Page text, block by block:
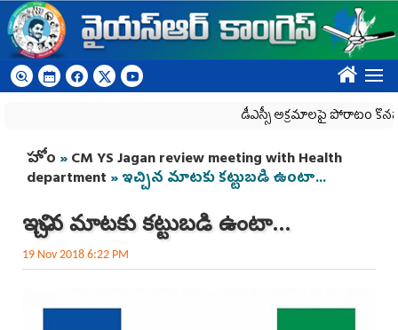
Skip to main content
????
డీఎస్సీ అక్రమాలపై పోరాటం
You are here
హోం »CM YS Jagan review meeting with Health
department » ఇచ్చిన మాటకు కట్టుబడి ఉంటా...
ఇచ్చిన మాటకు కట్టుబడి ఉంటా...
19 Nov 2018 6:22 PM